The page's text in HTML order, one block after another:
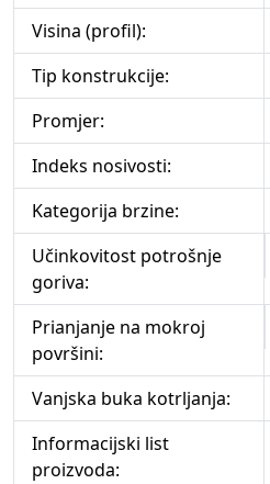
Visina (profil):
Tip konstrukcije:
Promjer:
Indeks nosivosti:
Kategorija brzine:
Učinkovitost potrošnje
goriva:
Prianjanje na mokroj
površini:
Vanjska buka kotrljanja:
Informacijski list
proizvoda: